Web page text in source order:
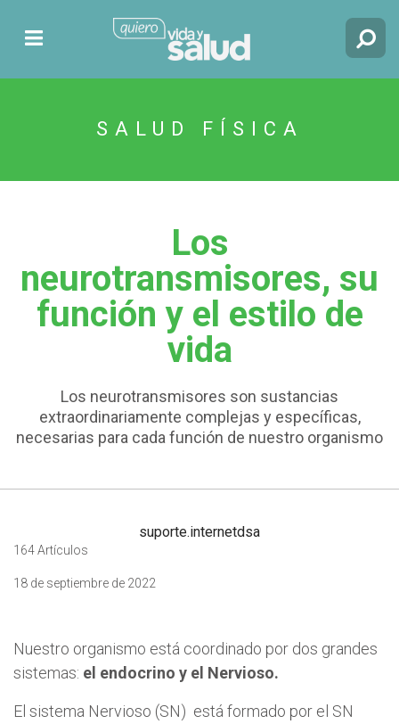
SALUD FÍSICA
Los
neurotransmisores, su
función y el estilo de
vida
Los neurotransmisores son sustancias
extraordinariamente complejas y específicas,
necesarias para cada función de nuestro organismo
suporte.internetdsa
164 Artículos
18 de septiembre de 2022
Nuestro organismo está coordinado por dos grandes
sistemas: el endocrino y el Nervioso.
El sistema Nervioso (SN) está formado por el SN